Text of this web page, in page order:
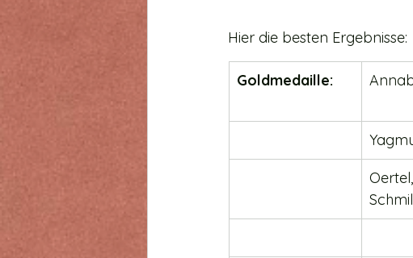
Hier die besten Ergebnisse:
Goldmedaille: